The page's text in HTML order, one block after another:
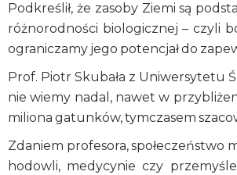
Podkreślił, że zasoby Ziemi są
różnorodności biologicznej – czyli
ograniczamy jego potencjał do
Prof. Piotr Skubała z Uniwersytetu
nie wiemy nadal, nawet w
miliona gatunków, tymczasem
Zdaniem profesora, społeczeństwo
hodowli, medycynie czy